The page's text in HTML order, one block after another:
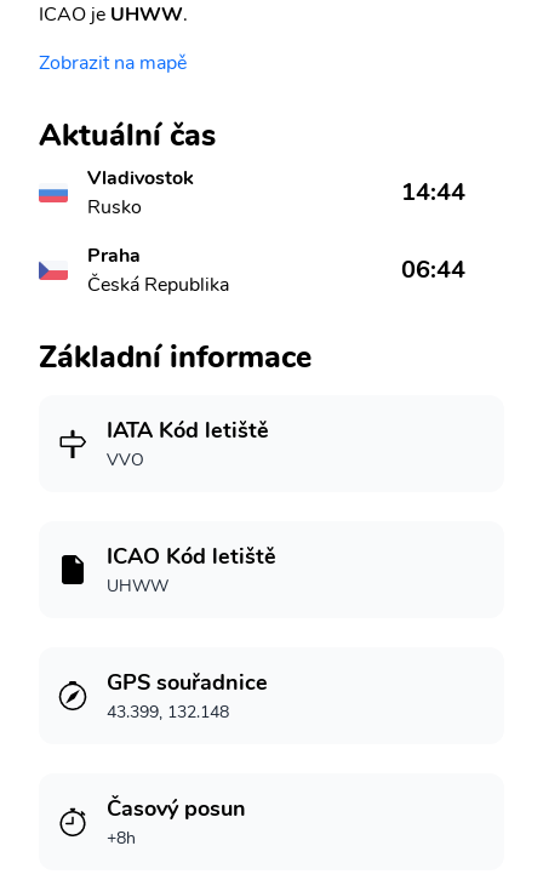
ICAO je UHWW.
Zobrazit na mapě
Aktuální čas
Vladivostok
Rusko
14:44
Praha
Česká Republika
06:44
Základní informace
IATA Kód letiště
VVO
ICAO Kód letiště
UHWW
GPS souřadnice
43.399, 132.148
Časový posun
+8h